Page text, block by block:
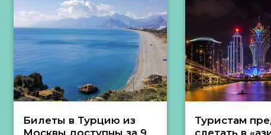
Билеты в Турцию из
Туристам